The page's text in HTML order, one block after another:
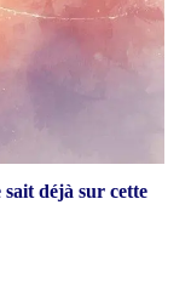
déjà sur cette